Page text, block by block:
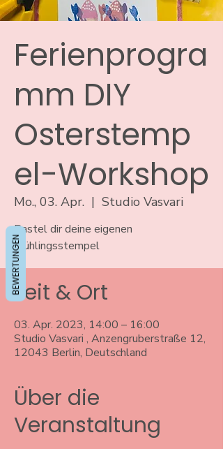
Ferienprogra
mm DIY
Osterstemp
el-Workshop
Mo., 03. Apr.
  |
Studio Vasvari
Bastel dir deine eigenen
Frühlingsstempel
Zeit & Ort
03. Apr. 2023, 14:00 – 16:00
Studio Vasvari , Anzengruberstraße 12,
12043 Berlin, Deutschland
Über die
Veranstaltung
BEWERTUNGEN